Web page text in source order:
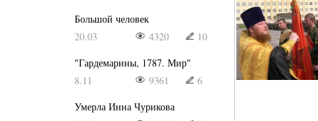
Большой человек
20.03
4320
10
"Гардемарины, 1787. Мир"
8.11
9361
6
Умерла Инна Чурикова